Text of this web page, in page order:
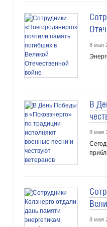
8 мая
В
8 мая
8 мая